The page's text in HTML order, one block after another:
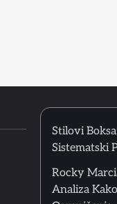
Stilovi
Sistematski
Rocky
Analiza